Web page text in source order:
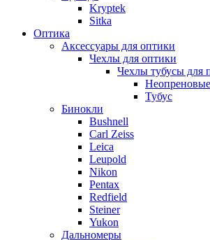
Kryptek
Sitka
Оптика
Аксессуары для оптики
Чехлы для оптики
Чехлы тубусы для
Неопреновые
Тубус
Бинокли
Bushnell
Carl Zeiss
Leica
Leupold
Nikon
Pentax
Redfield
Steiner
Yukon
Дальномеры